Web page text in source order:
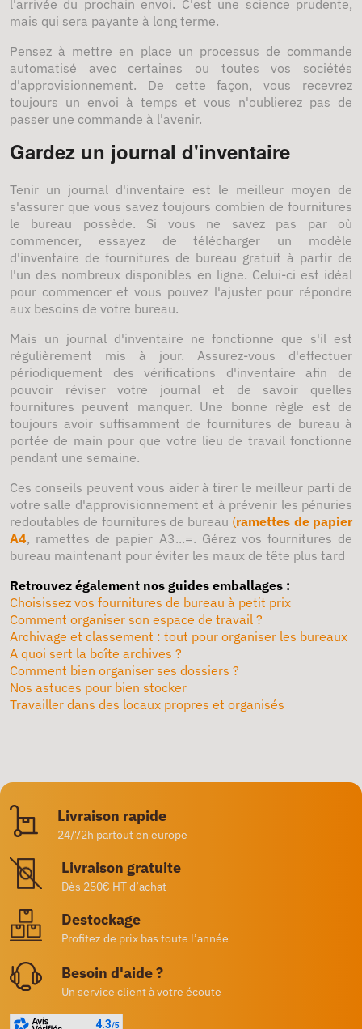
l'arrivée du prochain envoi. C'est une science prudente,
mais qui sera payante à long terme.
Pensez à mettre en place un processus de commande
automatisé avec certaines ou toutes vos sociétés
d'approvisionnement. De cette façon, vous recevrez
toujours un envoi à temps et vous n'oublierez pas de
passer une commande à l'avenir.
Gardez un journal d'inventaire
Tenir un journal d'inventaire est le meilleur moyen de
s'assurer que vous savez toujours combien de fournitures
le bureau possède. Si vous ne savez pas par où
commencer, essayez de télécharger un modèle
d'inventaire de fournitures de bureau gratuit à partir de
l'un des nombreux disponibles en ligne. Celui-ci est idéal
pour commencer et vous pouvez l'ajuster pour répondre
aux besoins de votre bureau.
Mais un journal d'inventaire ne fonctionne que s'il est
régulièrement mis à jour. Assurez-vous d'effectuer
périodiquement des vérifications d'inventaire afin de
pouvoir réviser votre journal et de savoir quelles
fournitures peuvent manquer. Une bonne règle est de
toujours avoir suffisamment de fournitures de bureau à
portée de main pour que votre lieu de travail fonctionne
pendant une semaine.
Ces conseils peuvent vous aider à tirer le meilleur parti de
votre salle d'approvisionnement et à prévenir les pénuries
redoutables de fournitures de bureau (ramettes de papier
A4, ramettes de papier A3...=. Gérez vos fournitures de
bureau maintenant pour éviter les maux de tête plus tard
Retrouvez également nos guides emballages :
Choisissez vos fournitures de bureau à petit prix
Comment organiser son espace de travail ?
Archivage et classement : tout pour organiser les bureaux
A quoi sert la boîte archives ?
Comment bien organiser ses dossiers ?
Nos astuces pour bien stocker
Travailler dans des locaux propres et organisés
Livraison rapide
24/72h partout en europe
Livraison gratuite
Dès 250€ HT d’achat
Destockage
Profitez de prix bas toute l’année
Besoin d'aide ?
Un service client à votre écoute